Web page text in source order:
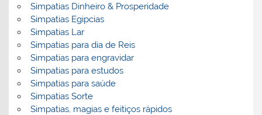
Simpatias Dinheiro & Prosperidade
Simpatias Egipcias
Simpatias Lar
Simpatias para dia de Reis
Simpatias para engravidar
Simpatias para estudos
Simpatias para saúde
Simpatias Sorte
Simpatias, magias e feitiços rápidos